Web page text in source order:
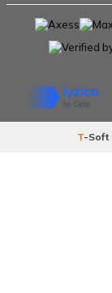
T-Soft